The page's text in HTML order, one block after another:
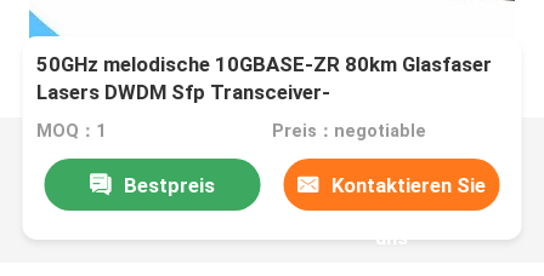
50GHz melodische 10GBASE-ZR 80km Glasfaser
Lasers DWDM Sfp Transceiver-
MOQ：1 Preis：negotiable
Bestpreis Kontaktieren Sie
uns